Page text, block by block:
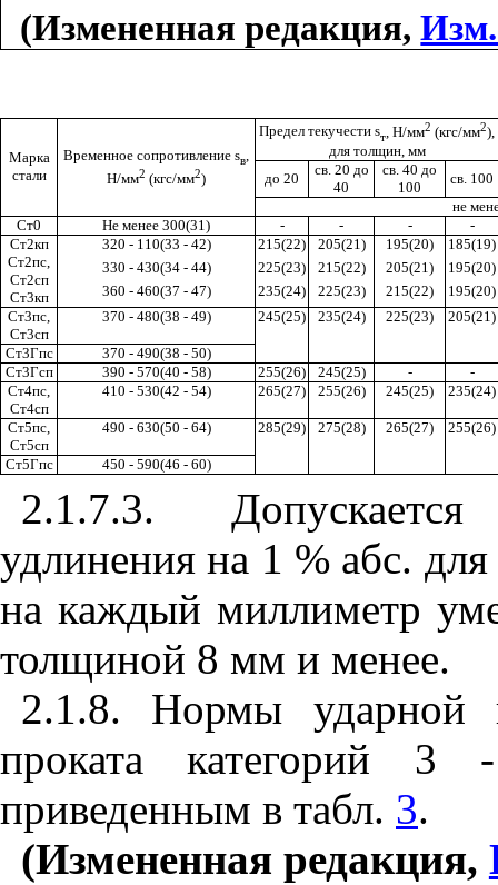
(Измененная редакция,
Марка
стали
Временное сопротивление sв,
Н/мм2 (кгс/мм2)
Предел текучести sт , Н/мм2 (кгс/мм2),
для толщин, мм
до 20
св. 20 до
40
св. 40 до
100
св. 100
не
Ст0
Не менее 300(31) - - -
-
Ст2кп
Ст2пс,
Ст2сп
Ст3кп
320 - 110(33 - 42) 215(22) 205(21) 195(20)
185(19)
330 - 430(34 - 44)
225(23) 215(22) 205(21)
195(20)
360 - 460(37 - 47)
235(24) 225(23) 215(22)
195(20)
Ст3пс,
Ст3сп
370 - 480(38 - 49) 245(25) 235(24) 225(23) 205(21)
Ст3Гпс
370 - 490(38 - 50)
Ст3Гсп
390 - 570(40 - 58) 255(26) 245(25) -
-
Ст4пс,
Ст4сп
410 - 530(42 - 54) 265(27) 255(26) 245(25) 235(24)
Ст5пс,
Ст5сп
490 - 630(50 - 64) 285(29) 275(28) 265(27) 255(26)
Ст5Гпс 450 - 590(46 - 60)
2.1.7.3.
удлинения на 1 % абс.
на каждый миллиметр
толщиной 8 мм и менее.
2.1.8. Нормы ударной
проката категорий 3
приведенным в табл. 3.
(Измененная редакция,